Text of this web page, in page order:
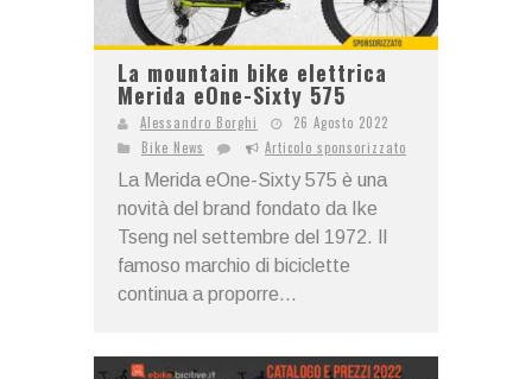
La mountain bike elettrica
Merida eOne-Sixty 575
Alessandro Borghi
26 Agosto 2022
Bike News
Articolo sponsorizzato
La Merida eOne-Sixty 575 è una
novità del brand fondato da Ike
Tseng nel settembre del 1972. Il
famoso marchio di biciclette
continua a proporre...